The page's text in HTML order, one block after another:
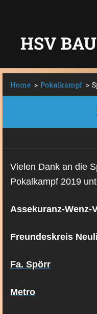
HSV
Home > Pokalkampf >
Vielen Dank an die
Pokalkampf 2019
Assekuranz-Wenz-
Freundeskreis
Fa. Spörr
Metro